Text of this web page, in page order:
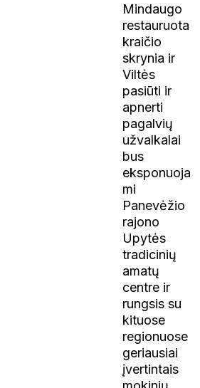
Mindaugo
restauruota
kraičio
skrynia ir
Viltės
pasiūti ir
apnerti
pagalvių
užvalkalai
bus
eksponuoja
mi
Panevėžio
rajono
Upytės
tradicinių
amatų
centre ir
rungsis su
kituose
regionuose
geriausiai
įvertintais